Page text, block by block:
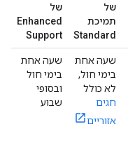
של
תמיכת
Standard
של
Enhanced
Support
שעה אחת
בימי חול,
לא כולל
חגים
אזוריים
שעה אחת
בימי חול
ובסופי
שבוע